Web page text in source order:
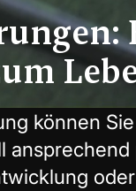
können